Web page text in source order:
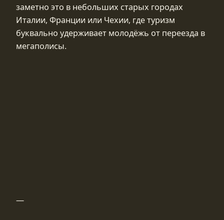
заметно это в небольших старых городах
Италии, Франции или Чехии, где туризм
буквально удерживает молодёжь от переезда в
мегаполисы.
—